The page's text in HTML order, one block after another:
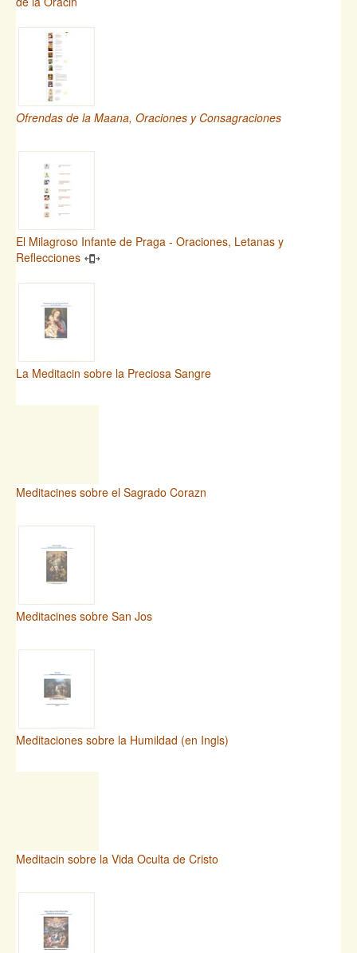
Ofrendas de la Maana, Oraciones y Consagraciones
El Milagroso Infante de Praga - Oraciones, Letanas y
Reflecciones
La Meditacin sobre la Preciosa Sangre
Meditacines sobre el Sagrado Corazn
Meditacines sobre San Jos
Meditaciones sobre la Humildad (en Ingls)
Meditacin sobre la Vida Oculta de Cristo